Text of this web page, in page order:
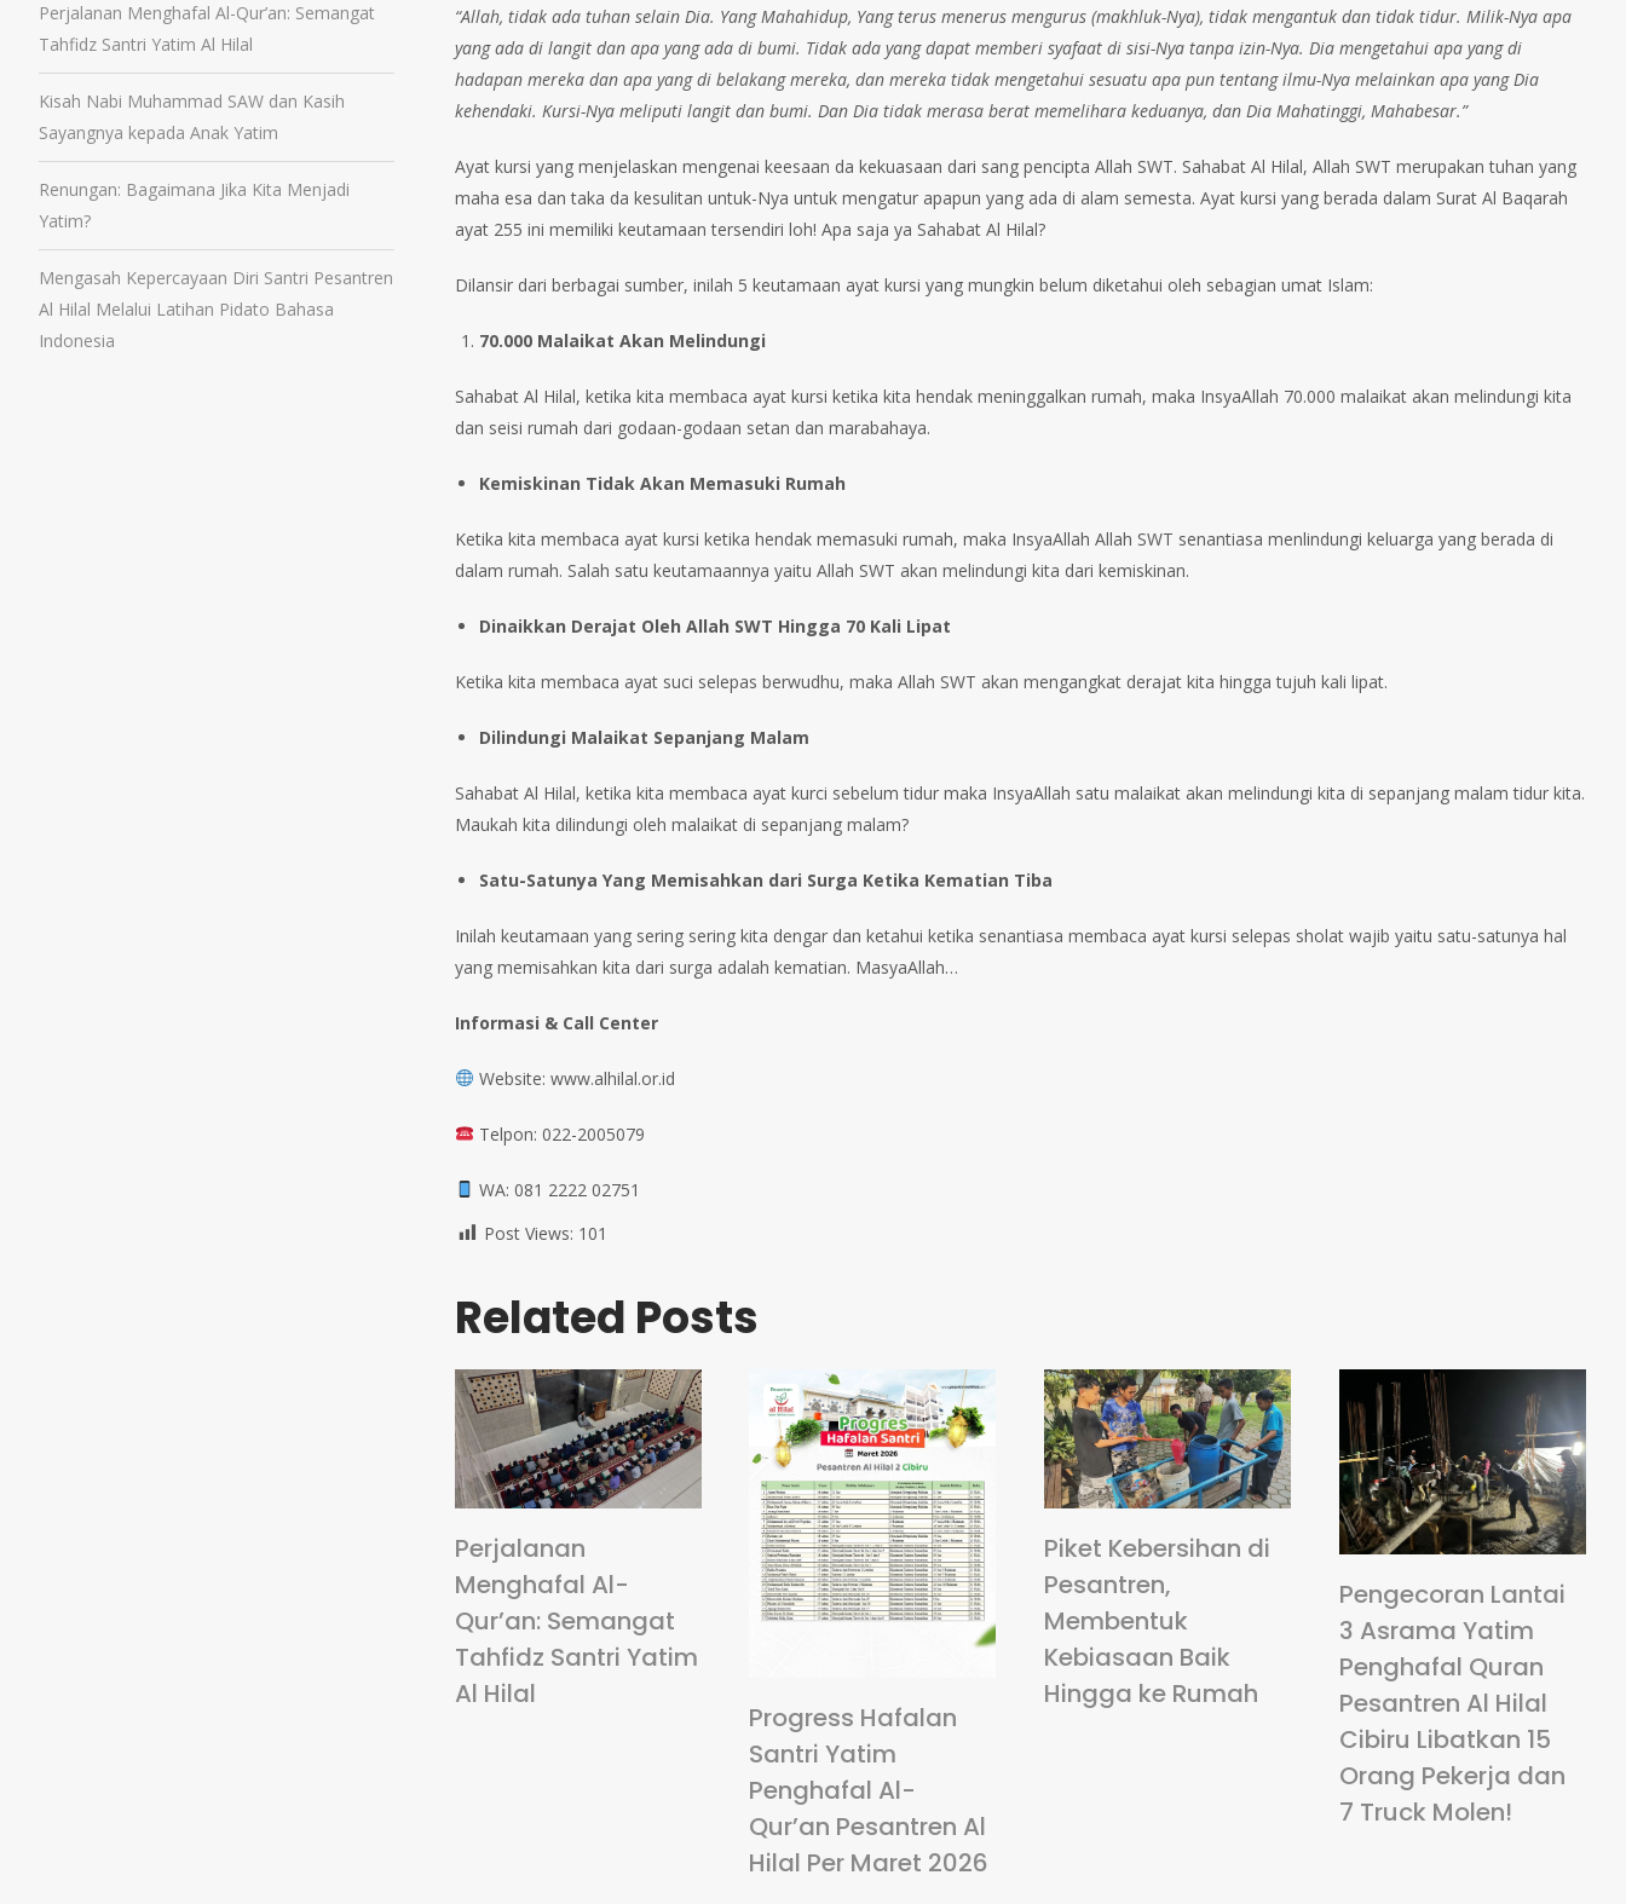
“Allah, tidak ada tuhan selain Dia. Yang Mahahidup, Yang terus menerus mengurus (makhluk-Nya), tidak mengantuk dan tidak tidur. Milik-Nya apa
yang ada di langit dan apa yang ada di bumi. Tidak ada yang dapat memberi syafaat di sisi-Nya tanpa izin-Nya. Dia mengetahui apa yang di
hadapan mereka dan apa yang di belakang mereka, dan mereka tidak mengetahui sesuatu apa pun tentang ilmu-Nya melainkan apa yang Dia
kehendaki. Kursi-Nya meliputi langit dan bumi. Dan Dia tidak merasa berat memelihara keduanya, dan Dia Mahatinggi, Mahabesar.”
Ayat kursi yang menjelaskan mengenai keesaan da kekuasaan dari sang pencipta Allah SWT. Sahabat Al Hilal, Allah SWT merupakan tuhan yang
maha esa dan taka da kesulitan untuk-Nya untuk mengatur apapun yang ada di alam semesta. Ayat kursi yang berada dalam Surat Al Baqarah
ayat 255 ini memiliki keutamaan tersendiri loh! Apa saja ya Sahabat Al Hilal?
Dilansir dari berbagai sumber, inilah 5 keutamaan ayat kursi yang mungkin belum diketahui oleh sebagian umat Islam:
70.000 Malaikat Akan Melindungi
Sahabat Al Hilal, ketika kita membaca ayat kursi ketika kita hendak meninggalkan rumah, maka InsyaAllah 70.000 malaikat akan melindungi kita
dan seisi rumah dari godaan-godaan setan dan marabahaya.
Kemiskinan Tidak Akan Memasuki Rumah
Ketika kita membaca ayat kursi ketika hendak memasuki rumah, maka InsyaAllah Allah SWT senantiasa menlindungi keluarga yang berada di
dalam rumah. Salah satu keutamaannya yaitu Allah SWT akan melindungi kita dari kemiskinan.
Dinaikkan Derajat Oleh Allah SWT Hingga 70 Kali Lipat
Ketika kita membaca ayat suci selepas berwudhu, maka Allah SWT akan mengangkat derajat kita hingga tujuh kali lipat.
Dilindungi Malaikat Sepanjang Malam
Sahabat Al Hilal, ketika kita membaca ayat kurci sebelum tidur maka InsyaAllah satu malaikat akan melindungi kita di sepanjang malam tidur kita.
Maukah kita dilindungi oleh malaikat di sepanjang malam?
Satu-Satunya Yang Memisahkan dari Surga Ketika Kematian Tiba
Inilah keutamaan yang sering sering kita dengar dan ketahui ketika senantiasa membaca ayat kursi selepas sholat wajib yaitu satu-satunya hal
yang memisahkan kita dari surga adalah kematian. MasyaAllah…
Informasi & Call Center
Website: www.alhilal.or.id
Telpon: 022-2005079
WA: 081 2222 02751
Post Views: 101
Related Posts
Perjalanan
Menghafal Al-
Qur’an: Semangat
Tahfidz Santri Yatim
Al Hilal
Progress Hafalan
Santri Yatim
Penghafal Al-
Qur’an Pesantren Al
Hilal Per Maret 2026
Piket Kebersihan di
Pesantren,
Membentuk
Kebiasaan Baik
Hingga ke Rumah
Pengecoran Lantai
3 Asrama Yatim
Penghafal Quran
Pesantren Al Hilal
Cibiru Libatkan 15
Orang Pekerja dan
7 Truck Molen!
Perjalanan Menghafal Al-Qur’an: Semangat
Tahfidz Santri Yatim Al Hilal
Kisah Nabi Muhammad SAW dan Kasih
Sayangnya kepada Anak Yatim
Renungan: Bagaimana Jika Kita Menjadi
Yatim?
Mengasah Kepercayaan Diri Santri Pesantren
Al Hilal Melalui Latihan Pidato Bahasa
Indonesia